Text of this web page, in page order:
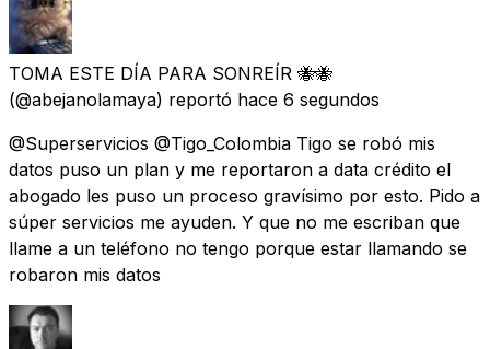
TOMA ESTE DÍA PARA SONREÍR 🐝🐝
(@abejanolamaya) reportó hace 6 segundos
@Superservicios @Tigo_Colombia Tigo se robó mis
datos puso un plan y me reportaron a data crédito el
abogado les puso un proceso gravísimo por esto. Pido a
súper servicios me ayuden. Y que no me escriban que
llame a un teléfono no tengo porque estar llamando se
robaron mis datos